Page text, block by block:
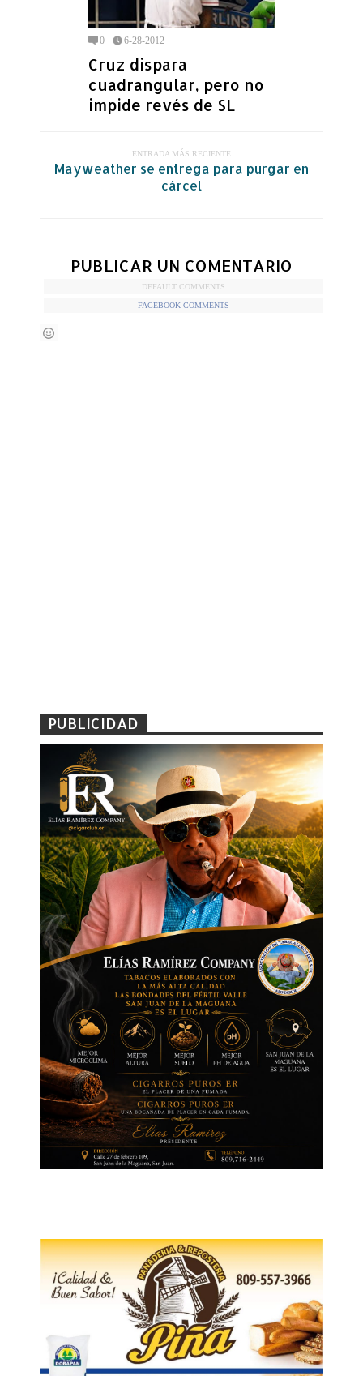
0 6-28-2012
Cruz dispara
cuadrangular, pero no
impide revés de SL
ENTRADA MÁS RECIENTE
Mayweather se entrega para purgar en
cárcel
PUBLICAR UN COMENTARIO
DEFAULT COMMENTS
FACEBOOK COMMENTS
PUBLICIDAD